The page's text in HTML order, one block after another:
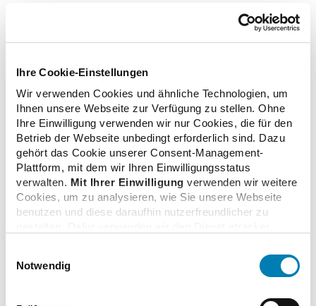
Ihre Cookie-Einstellungen
Wir verwenden Cookies und ähnliche Technologien, um
Ihnen unsere Webseite zur Verfügung zu stellen. Ohne
Ihre Einwilligung verwenden wir nur Cookies, die für den
Betrieb der Webseite unbedingt erforderlich sind. Dazu
gehört das Cookie unserer Consent-Management-
Plattform, mit dem wir Ihren Einwilligungsstatus
verwalten. Mit Ihrer Einwilligung verwenden wir weitere
Cookies, um zu analysieren, wie Sie unsere Webseite
benutzen und diese daraufhin nutzerfreundlicher zu
Adresse und Ihr Surfverhalten verarbeitet. Mit einem
Klick auf „Cookies zulassen“ stimmen Sie der
erforderlichen Cookies zu. Über die Schaltfläche „Nur
Notwendig
Millionen als Notfallreserve. Nach einer Analyse des
Deutschen Arzneiprüfungsinstituts (DAPI) wurden im Jahr
versicherte Patienten verbraucht, im Jahr 2018 sogar nur
13,4 Millionen.
zurück zur Übersicht